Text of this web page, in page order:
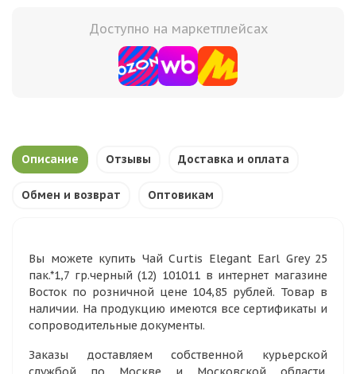
Доступно на маркетплейсах
Описание Отзывы Доставка и оплата
Обмен и возврат Оптовикам
Вы можете купить Чай Curtis Elegant Earl Grey 25
пак.*1,7 гр.черный (12) 101011 в интернет магазине
Восток по розничной цене 104,85 рублей. Товар в
наличии. На продукцию имеются все сертификаты и
сопроводительные документы.
Заказы доставляем собственной курьерской